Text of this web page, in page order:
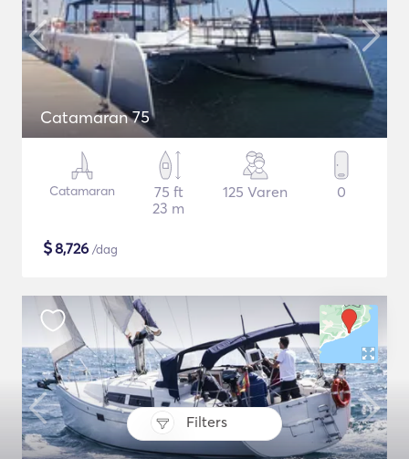
Filters
Catamaran 75
Catamaran
75 ft
23 m
125 Varen 0
$8,726 /dag